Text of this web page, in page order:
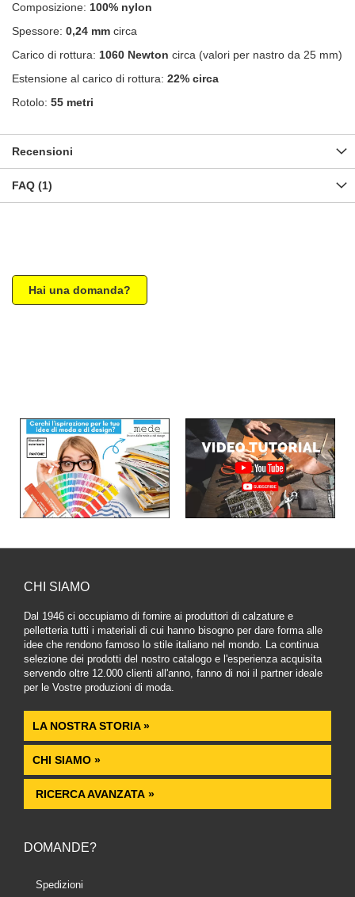
Composizione: 100% nylon
Spessore: 0,24 mm circa
Carico di rottura: 1060 Newton circa (valori per nastro da 25 mm)
Estensione al carico di rottura: 22% circa
Rotolo: 55 metri
Recensioni
FAQ (1)
Hai una domanda?
CHI SIAMO
Dal 1946 ci occupiamo di fornire ai produttori di calzature e
pelletteria tutti i materiali di cui hanno bisogno per dare forma alle
idee che rendono famoso lo stile italiano nel mondo. La continua
selezione dei prodotti del nostro catalogo e l'esperienza acquisita
servendo oltre 12.000 clienti all'anno, fanno di noi il partner ideale
per le Vostre produzioni di moda.
LA NOSTRA STORIA »
CHI SIAMO »
RICERCA AVANZATA »
DOMANDE?
Spedizioni